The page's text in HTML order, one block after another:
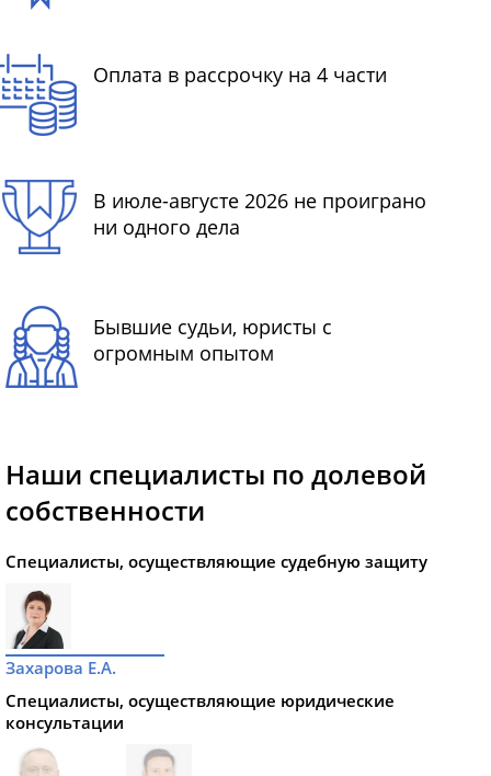
Оплата в рассрочку на 4 части
В июле-августе 2026 не проиграно
ни одного дела
Бывшие судьи, юристы с
огромным опытом
Наши специалисты по долевой
собственности
Специалисты, осуществляющие судебную защиту
Захарова Е.А.
Специалисты, осуществляющие юридические
консультации